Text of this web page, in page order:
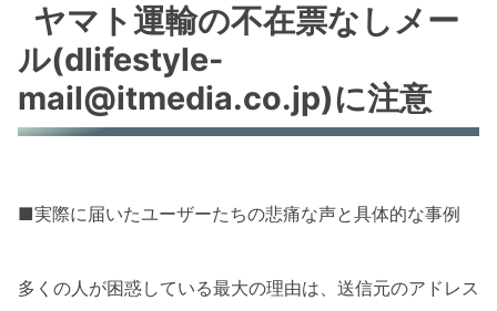
ヤマト運輸の不在票なしメー
ル(dlifestyle-
mail@itmedia.co.jp)に注意
■実際に届いたユーザーたちの悲痛な声と具体的な事例
多くの人が困惑している最大の理由は、送信元のアドレス